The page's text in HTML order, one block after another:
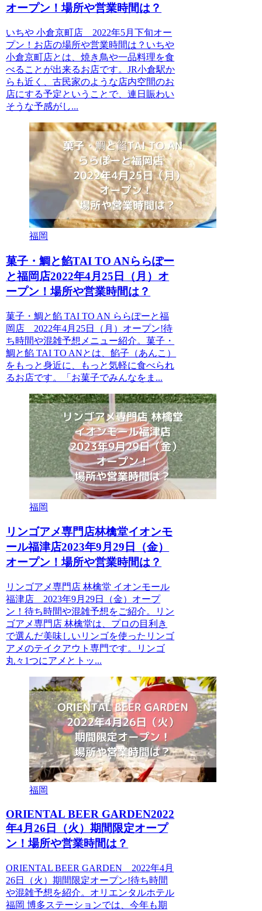
オープン！場所や営業時間は？
いちや 小倉京町店 2022年5月下旬オー
プン！お店の場所や営業時間は？いちや
小倉京町店とは、焼き鳥や一品料理を食
べることが出来るお店です。JR小倉駅か
らも近く、古民家のような店内空間のお
店にする予定ということで、連日賑わい
そうな予感がし...
福岡
菓子・鯛と餡TAI TO ANららぽー
と福岡店2022年4月25日（月）オ
ープン！場所や営業時間は？
菓子・鯛と餡 TAI TO AN ららぽーと福
岡店 2022年4月25日（月）オープン!待
ち時間や混雑予想メニュー紹介。菓子・
鯛と餡 TAI TO ANとは、餡子（あんこ）
をもっと身近に、もっと気軽に食べられ
るお店です。「お菓子でみんなをま...
福岡
リンゴアメ専門店林檎堂イオンモ
ール福津店2023年9月29日（金）
オープン！場所や営業時間は？
リンゴアメ専門店 林檎堂 イオンモール
福津店 2023年9月29日（金）オープ
ン！待ち時間や混雑予想をご紹介。リン
ゴアメ専門店 林檎堂は、プロの目利き
で選んだ美味しいリンゴを使ったリンゴ
アメのテイクアウト専門です。リンゴ
丸々1つにアメとトッ...
福岡
ORIENTAL BEER GARDEN2022
年4月26日（火）期間限定オープ
ン！場所や営業時間は？
ORIENTAL BEER GARDEN 2022年4月
26日（火）期間限定オープン!待ち時間
や混雑予想を紹介。オリエンタルホテル
福岡 博多ステーションでは、今年も期